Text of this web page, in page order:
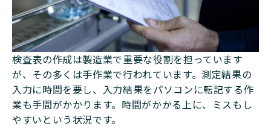
検査表の作成は製造業で重要な役割を担っています
が、その多くは手作業で行われています。測定結果の
入力に時間を要し、入力結果をパソコンに転記する作
業も手間がかかります。時間がかかる上に、ミスもし
やすいという状況です。